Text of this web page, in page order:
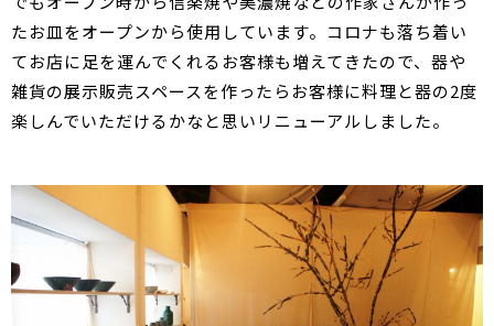
たお皿をオープンから使用しています。コロナも落ち着い
てお店に足を運んでくれるお客様も増えてきたので、器や
雑貨の展示販売スペースを作ったらお客様に料理と器の2度
楽しんでいただけるかなと思いリニューアルしました。